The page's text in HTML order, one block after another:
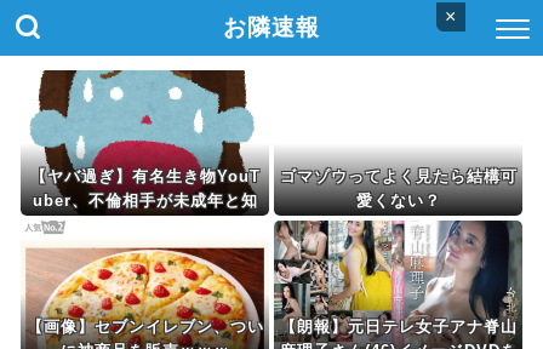
×
お隣速報
【ヤバ過ぎ】有名生き物YouT
uber、不倫相手が未成年と知
ってドン引きの結末ｗｗｗｗ
ゴマゾウってよく見たら結構可
愛くない？
【画像】セブンイレブン、つい
【朗報】元日テレ女子アナ脊山